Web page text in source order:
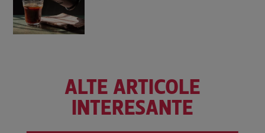
ALTE ARTICOLE
INTERESANTE